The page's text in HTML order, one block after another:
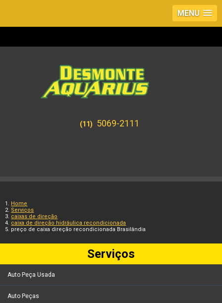
MENU
(11) 5069-2111
Home
Serviços
caixas de direção
caixa de direção hidráulica recondicionada
preço de caixa direção recondicionada Brasilândia
Serviços
Auto Peça Usada
Auto Peças